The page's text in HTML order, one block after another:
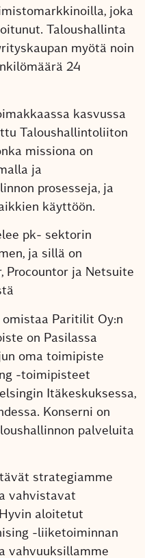
joka
Taloushallinta
myötä noin
24
kasvussa
Taloushallintoliiton
missiona on
ja
prosesseja, ja
käyttöön.
pk- sektorin
ja sillä on
Procountor ja Netsuite
omistaa Paritilit Oy:n
on Pasilassa
oma toimipiste
-toimipisteet
Itäkeskuksessa,
Konserni on
palveluita
strategiamme
vahvistavat
aloitetut
-liiketoiminnan
vahvuuksillamme